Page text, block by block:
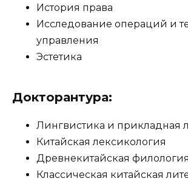
История права
Исследование операций и
управления
Эстетика
Докторантура:
Лингвистика и прикладная
Китайская лексикология
Древнекитайская филология
Классическая китайская